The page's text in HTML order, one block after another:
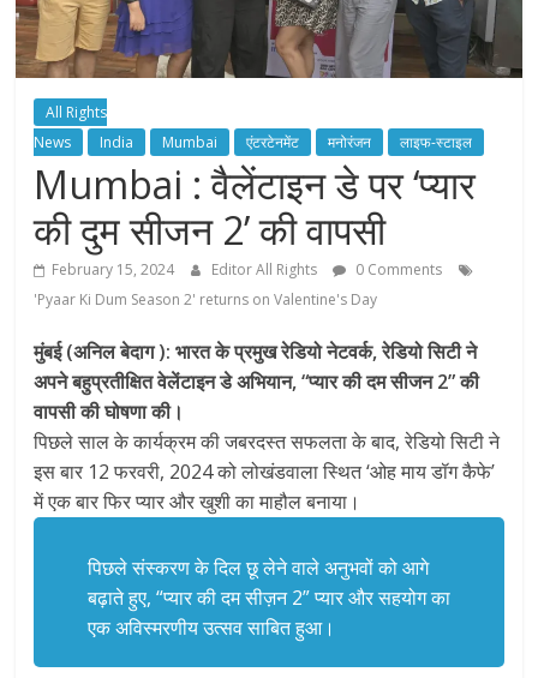
All Rights
News
India Mumbai एंटरटेनमेंट मनोरंजन लाइफ-स्टाइल
Mumbai : वैलेंटाइन डे पर ‘प्यार
की दुम सीजन 2’ की वापसी
February 15, 2024 Editor All Rights
0 Comments
'Pyaar Ki Dum Season 2' returns on Valentine's Day
मुंबई (अनिल बेदाग ): भारत के प्रमुख रेडियो नेटवर्क, रेडियो सिटी ने
अपने बहुप्रतीक्षित वेलेंटाइन डे अभियान, “प्यार की दम सीजन 2” की
वापसी की घोषणा की।
पिछले साल के कार्यक्रम की जबरदस्त सफलता के बाद, रेडियो सिटी ने
इस बार 12 फरवरी, 2024 को लोखंडवाला स्थित ‘ओह माय डॉग कैफे’
में एक बार फिर प्यार और खुशी का माहौल बनाया।
पिछले संस्करण के दिल छू लेने वाले अनुभवों को आगे
बढ़ाते हुए, “प्यार की दम सीज़न 2” प्यार और सहयोग का
एक अविस्मरणीय उत्सव साबित हुआ।